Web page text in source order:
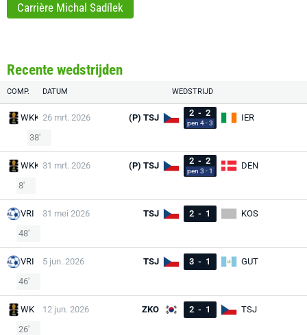
Carrière Michal Sadílek
Recente wedstrijden
COMP. DATUM WEDSTRIJD
WKK 26 mrt. 2026 (P) TSJ 2 - 2
pen 4 - 3
IER
38'
WKK 31 mrt. 2026 (P) TSJ 2 - 2
pen 3 - 1
DEN
8'
VRI 31 mei 2026 TSJ 2 - 1
KOS
48'
VRI 5 jun. 2026 TSJ 3 - 1
GUT
46'
WK 12 jun. 2026 ZKO 2 - 1
TSJ
26'